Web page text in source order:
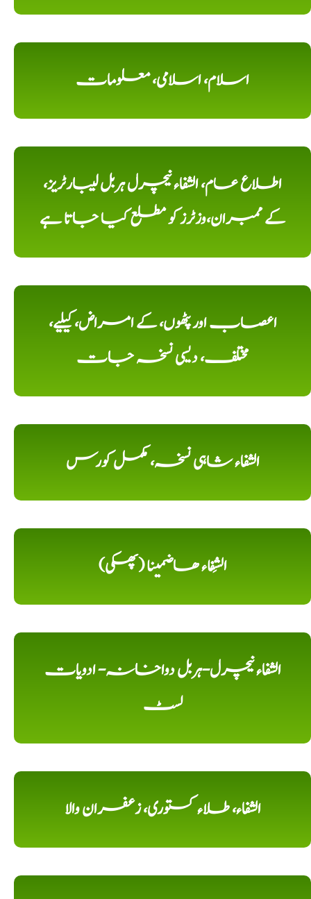
اسلام، اسلامی، معلومات
اطلاع عام، الشفاء نیچرل ہربل لیبارٹریز،
کے ممبران،وزٹرز کو مطلع کیا جاتا ہے
اعصاب اور پٹھوں، کے امراض، کیلیے،
مختلف، دیسی نسخہ جات
الشفاء شاہی نسخہ، مکمل کورس
الشِفاء ھاضمینا (پھکی)
الشفاء نیچرل-ہربل دواخانہ- ادویات
لسٹ
الشفاء، طلاء کستوری، زعفران والا